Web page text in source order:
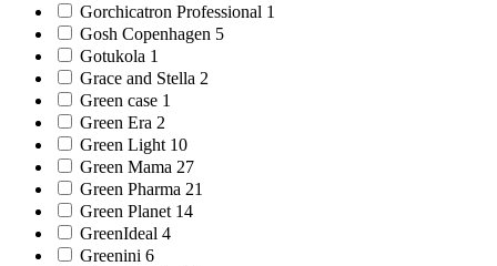
Gorchicatron Professional 1
Gosh Copenhagen 5
Gotukola 1
Grace and Stella 2
Green case 1
Green Era 2
Green Light 10
Green Mama 27
Green Pharma 21
Green Planet 14
GreenIdeal 4
Greenini 6